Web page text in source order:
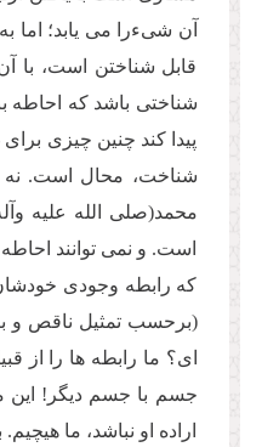
آن شىءرا مى یابد؛
قابل شناختن است، با
شناختى باشد كه احاطه
پیدا كند چنین چیزى
شناخت، محال است. نه
محمد(صلى الله علیه
است. و نمى توانند
كه رابطه وجودى
(برحسب تمثیل ناقص و
اى؟ ما رابطه ها را از
جسم با جسم دیگر!
اراده او نباشد، ما